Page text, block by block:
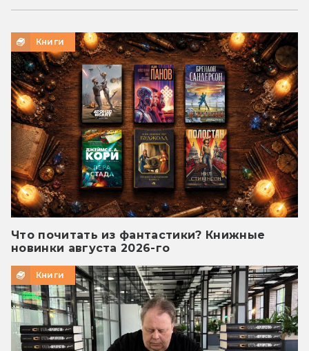
Книги
Что почитать из фантастики? Книжные
новинки августа 2026-го
Книги